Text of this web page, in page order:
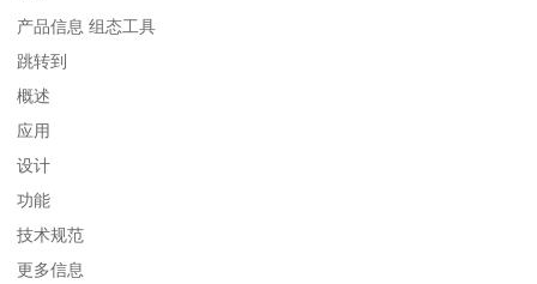
产品信息 组态工具
跳转到
概述
应用
设计
功能
技术规范
更多信息